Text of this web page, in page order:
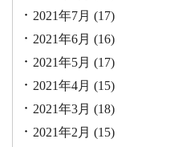
2021年7月 (17)
2021年6月 (16)
2021年5月 (17)
2021年4月 (15)
2021年3月 (18)
2021年2月 (15)